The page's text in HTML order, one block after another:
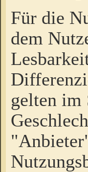
Für die
dem
gelten im